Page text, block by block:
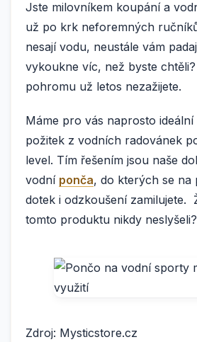
Jste milovníkem koupání a
už po krk neforemných
nesají vodu, neustále vám
vykoukne víc, než byste
pohromu už letos nezažijete.
Máme pro vás naprosto
požitek z vodních radovánek
level. Tím řešením jsou naše
vodní ponča, do kterých se na
dotek i odzkoušení zamilujete.
tomto produktu nikdy
Zdroj: Mysticstore.cz